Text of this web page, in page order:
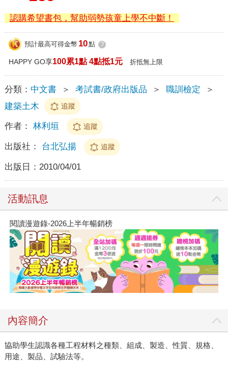
認購希望書包，幫助弱勢孩童上學不中斷！
預計最高可得金幣 10點 ?
HAPPY GO享100累1點 4點抵1元 折抵無上限
分類： 中文書 ＞ 考試書/政府出版品 ＞ 職訓檢定
＞
建築土木
追蹤
作者： 林利垣 追蹤
出版社： 台北弘揚 追蹤
出版日： 2010/04/01
活動訊息
閱讀漫遊錄-2026上半年暢銷榜
內容簡介
協助學生認識各種工程材料之種類、組成、製造、性質、規格、
用途、製品、試驗法等。